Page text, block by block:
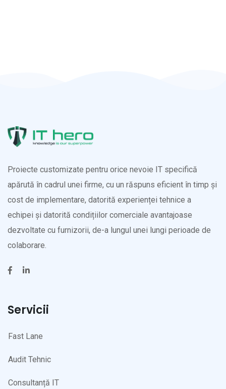
Proiecte customizate pentru orice nevoie IT specifică
apărută în cadrul unei firme, cu un răspuns eficient în timp și
cost de implementare, datorită experienței tehnice a
echipei și datorită condițiilor comerciale avantajoase
dezvoltate cu furnizorii, de-a lungul unei lungi perioade de
colaborare.
Servicii
Fast Lane
Audit Tehnic
Consultanță IT